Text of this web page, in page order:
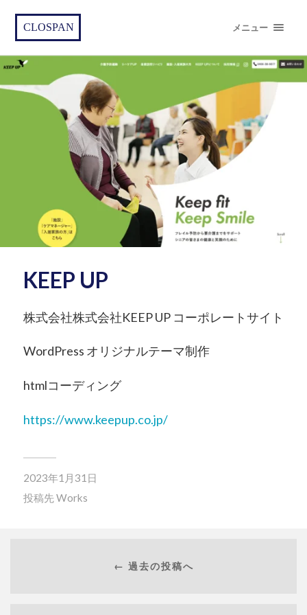
CLOSPAN メニュー
KEEP UP
株式会社株式会社KEEP UP コーポレートサイト
WordPress オリジナルテーマ制作
htmlコーディング
https://www.keepup.co.jp/
2023年1月31日
投稿先 Works
← 過去の投稿へ